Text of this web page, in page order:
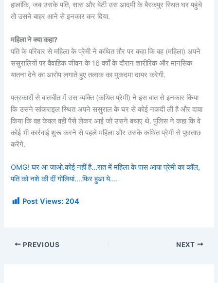
हालांकि, जब उसके पति, सास और बेटी उस आदमी के बैरकपुर स्थित घर पहुंचे
तो उसने बाहर आने से इनकार कर दिया.
महिला ने क्या कहा?
पति के परिवार से महिला के प्रेमी ने कथित तौर पर कहा कि वह (महिला) अपने
ससुरालियों पर वैवाहिक जीवन के 16 वर्षों के दौरान शारीरिक और मानसिक
यातना देने का आरोप लगाते हुए तलाक का मुकदमा दायर करेगी.
पत्रकारों से बातचीत में उस व्यक्ति (कथित प्रेमी) ने इस बात से इनकार किया
कि उसने सांकराइल स्थित अपने ससुराल के घर से कोई नकदी ली है और दावा
किया कि वह केवल वही पैसे लेकर आई जो उसने बचाए थे. पुलिस ने कहा कि वे
कोई भी कार्रवाई शुरू करने से पहले महिला और उसके कथित प्रेमी से पूछताछ
करेंगे.
OMG! घर आ जाओ.कोई नहीं है…रात में महिला के पास आया प्रेमी का कॉल,
पति को नशे की दीं गोलियां….फिर हुआ ये….
Post Views: 204
PREVIOUS NEXT